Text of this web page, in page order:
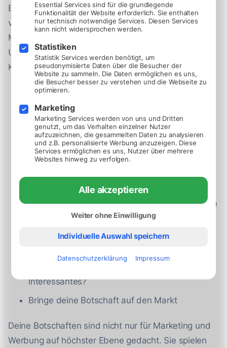
Bist du nicht sicher, ob deine Botschaften richtig
verstanden werden? Überprüfen deine
Markenbotschaften (die für das gesamte
Unternehmen sprechen) anhand der folgenden
Kriterien:
Unterscheidet sich deine zentrale
Markenbotschaft von der deiner Konkurrenten?
Sind deine Botschaften einfach, leicht zu
verstehen und überzeugend?
Spiegeln deine Botschaften die Realität wider?
beruhen, um glaubwürdig zu sein. Ein wenig
Ehrgeiz ist in Ordnung, solange du dich in diese
Richtung bewegst und die Behauptung
plausibel ist.
Interessantes?
Bringe deine Botschaft auf den Markt
Deine Botschaften sind nicht nur für Marketing und
Werbung auf höchster Ebene gedacht. Sie spielen
Essential Services sind für die grundlegende
Funktionalität der Website erforderlich. Sie enthalten
nur technisch notwendige Services. Diesen Services
kann nicht widersprochen werden.
Statistiken
Statistik Services werden benötigt, um
pseudonymisierte Daten über die Besucher der
Website zu sammeln. Die Daten ermöglichen es uns,
die Besucher besser zu verstehen und die Webseite zu
optimieren.
Marketing
Marketing Services werden von uns und Dritten
genutzt, um das Verhalten einzelner Nutzer
aufzuzeichnen, die gesammelten Daten zu analysieren
und z.B. personalisierte Werbung anzuzeigen. Diese
Services ermöglichen es uns, Nutzer über mehrere
Websites hinweg zu verfolgen.
Alle akzeptieren
Weiter ohne Einwilligung
Individuelle Auswahl speichern
Datenschutzerklärung Impressum